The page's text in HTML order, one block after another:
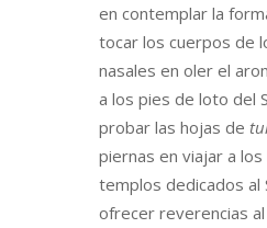
en contemplar la
tocar los cuerpos de
nasales en oler el
a los pies de loto del
probar las hojas de
piernas en viajar a
templos dedicados al
ofrecer reverencias